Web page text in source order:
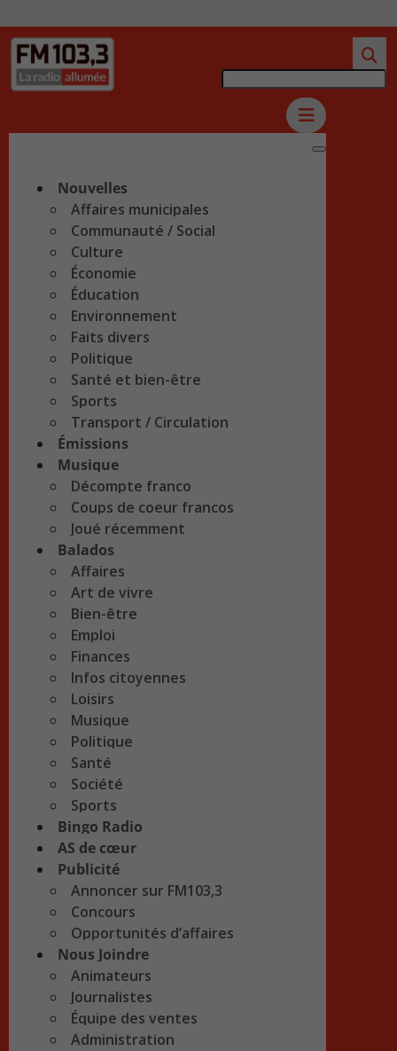
Nouvelles
Affaires municipales
Communauté / Social
Culture
Économie
Éducation
Environnement
Faits divers
Politique
Santé et bien-être
Sports
Transport / Circulation
Émissions
Musique
Décompte franco
Coups de coeur francos
Joué récemment
Balados
Affaires
Art de vivre
Bien-être
Emploi
Finances
Infos citoyennes
Loisirs
Musique
Politique
Santé
Société
Sports
Bingo Radio
AS de cœur
Publicité
Annoncer sur FM103,3
Concours
Opportunités d’affaires
Nous Joindre
Animateurs
Journalistes
Équipe des ventes
Administration